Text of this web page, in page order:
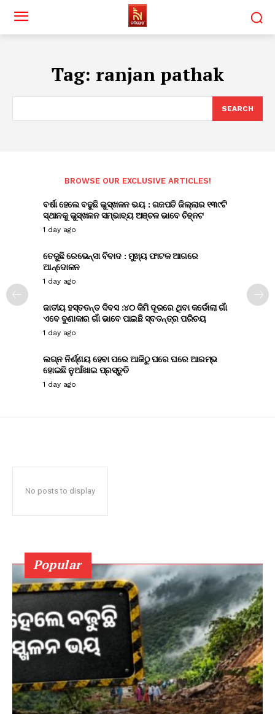
Tag: ranjan pathak
SEARCH
BROWSE OUR EXCLUSIVE ARTICLES!
ବର୍ଷା ହେଲେ ବଢୁଛି ଭୁସ୍ଖଳନ ଭୟ : ଗଜପତି ଜିଲ୍ଲାର ୧୩୯ଟି
ସ୍ଥାନକୁ ଭୁସ୍ଖଳନ ସମ୍ଭାବ୍ୟ ଅଞ୍ଚଳ ଭାବେ ଚିହ୍ନଟ
1 day ago
ତେଜୁଛି ରେଭେନ୍ସା ବିବାଦ : ମୁଖ୍ୟ ଫାଟକ ଆଗରେ
ଆନ୍ଦୋଳନ
1 day ago
ଜାତୀୟ ହସ୍ତତନ୍ତ ଦିବସ :୪୦ କିମି ଦୂରରେ ଥିବା କର୍ଡୋଲା ଗାଁ
ଏବେ ବୁଣାକାର ଗାଁ ଭାବେ ପାଇଛି ସ୍ବତନ୍ତ୍ର ପରିଚୟ
1 day ago
ଲଗ୍ନ ନିର୍ଣ୍ଣୟ ହେବା ପରେ ଆଜିଠୁ ଘରେ ଘରେ ଆରମ୍ଭ
ହୋଇଛି ନୁଆଁଖାଇ ପ୍ରସ୍ତୁତି
1 day ago
No posts to display
Popular